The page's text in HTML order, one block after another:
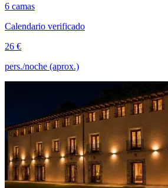
6 camas
Calendario verificado
26 €
pers./noche (aprox.)